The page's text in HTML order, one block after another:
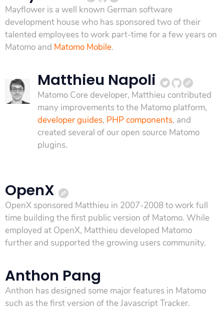
Mayflower is a well known German software
development house who has sponsored two of their
talented employees to work part-time for a few years on
Matomo and Matomo Mobile.
Matthieu Napoli
Matomo Core developer, Matthieu contributed
many improvements to the Matomo platform,
developer guides, PHP components, and
created several of our open source Matomo
plugins.
OpenX
OpenX sponsored Matthieu in 2007-2008 to work full
time building the first public version of Matomo. While
employed at OpenX, Matthieu developed Matomo
further and supported the growing users community.
Anthon Pang
Anthon has designed some major features in Matomo
such as the first version of the Javascript Tracker.